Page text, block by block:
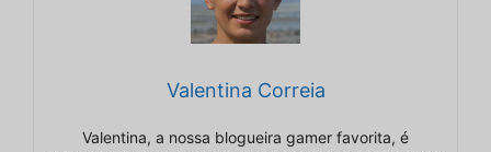
Valentina Correia
Valentina, a nossa blogueira gamer favorita, é